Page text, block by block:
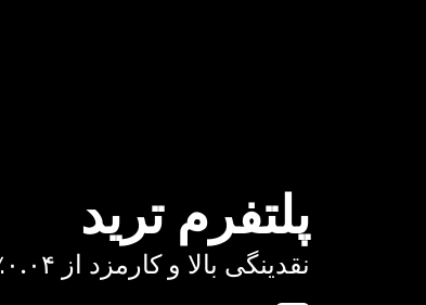
پلتفرم ترید
نقدینگی بالا و کارمزد از ۰.۰۴٪